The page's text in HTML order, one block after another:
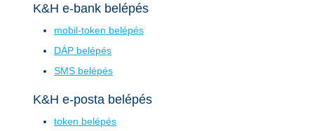
K&H e-bank belépés
mobil-token belépés
DÁP belépés
SMS belépés
K&H e-posta belépés
token belépés